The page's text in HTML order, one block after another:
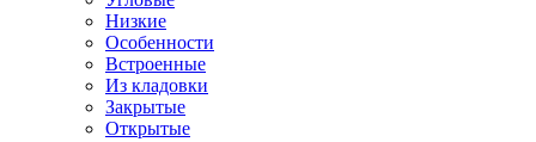
Низкие
Особенности
Встроенные
Из кладовки
Закрытые
Открытые